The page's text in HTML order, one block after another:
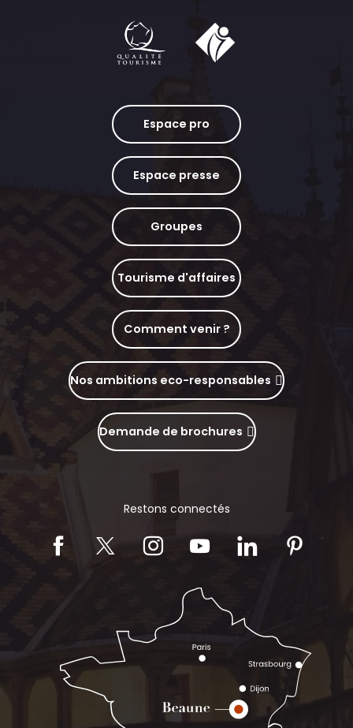
Espace pro
Espace presse
Groupes
Tourisme d'affaires
Comment venir ?
Nos ambitions eco-responsables
Demande de brochures
Restons connectés